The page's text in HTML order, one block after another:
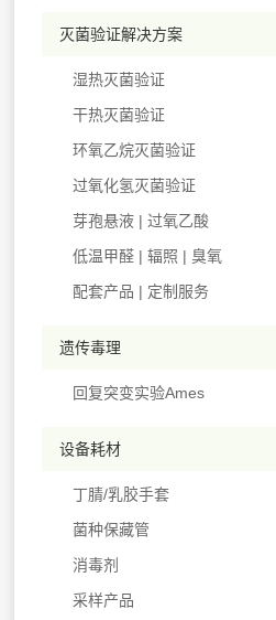
灭菌验证解决方案
湿热灭菌验证
干热灭菌验证
环氧乙烷灭菌验证
过氧化氢灭菌验证
芽孢悬液 | 过氧乙酸
低温甲醛 | 辐照 | 臭氧
配套产品 | 定制服务
遗传毒理
回复突变实验Ames
设备耗材
丁腈/乳胶手套
菌种保藏管
消毒剂
采样产品